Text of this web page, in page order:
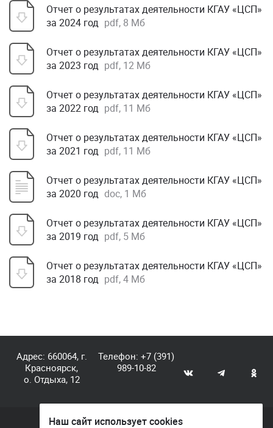
Отчет о результатах деятельности КГАУ «ЦСП»
за 2024 год pdf, 8 Мб
Отчет о результатах деятельности КГАУ «ЦСП»
за 2023 год pdf, 12 Мб
Отчет о результатах деятельности КГАУ «ЦСП»
за 2022 год pdf, 11 Мб
Отчет о результатах деятельности КГАУ «ЦСП»
за 2021 год pdf, 11 Мб
Отчет о результатах деятельности КГАУ «ЦСП»
за 2020 год doc, 1 Мб
Отчет о результатах деятельности КГАУ «ЦСП»
за 2019 год pdf, 5 Мб
Отчет о результатах деятельности КГАУ «ЦСП»
за 2018 год pdf, 4 Мб
Адрес: 660064, г.
Красноярск,
о. Отдыха, 12
Телефон:+7 (391)
989-10-82
Наш сайт использует cookies